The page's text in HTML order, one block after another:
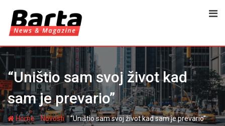
content
“Uništio sam svoj život kad
sam je prevario”
Home-Novosti-“Uništio sam svoj život kad sam je prevario”